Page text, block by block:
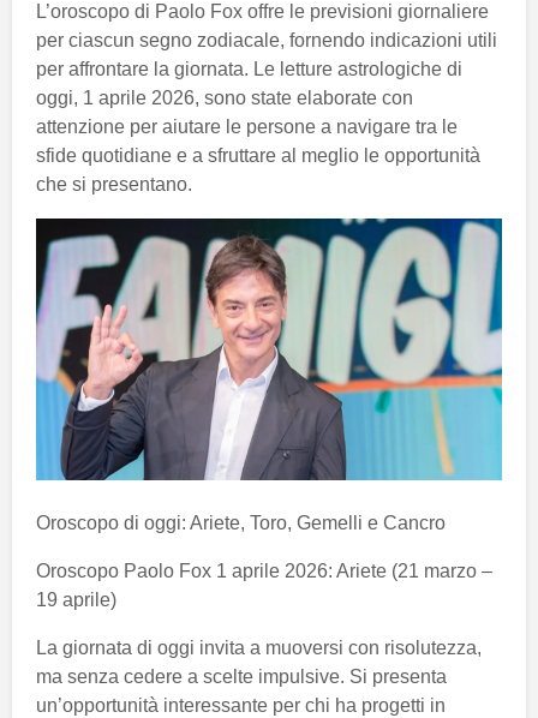
L’oroscopo di Paolo Fox offre le previsioni giornaliere
per ciascun segno zodiacale, fornendo indicazioni utili
per affrontare la giornata. Le letture astrologiche di
oggi, 1 aprile 2026, sono state elaborate con
attenzione per aiutare le persone a navigare tra le
sfide quotidiane e a sfruttare al meglio le opportunità
che si presentano.
Oroscopo di oggi: Ariete, Toro, Gemelli e Cancro
Oroscopo Paolo Fox 1 aprile 2026: Ariete (21 marzo –
19 aprile)
La giornata di oggi invita a muoversi con risolutezza,
ma senza cedere a scelte impulsive. Si presenta
un’opportunità interessante per chi ha progetti in